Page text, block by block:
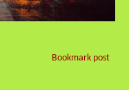
Bookmark post